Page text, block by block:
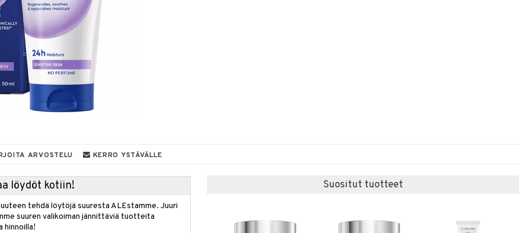
ARVOSTELU KERRO YSTÄVÄLLE
löydöt kotiin!
tehdä löytöjä suuresta ALEstamme. Juuri
suuren valikoiman jännittäviä tuotteita
hinnoilla!
Suositut tuotteet